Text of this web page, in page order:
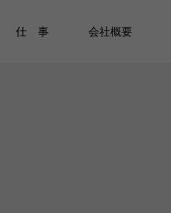
仕 事 会社概要